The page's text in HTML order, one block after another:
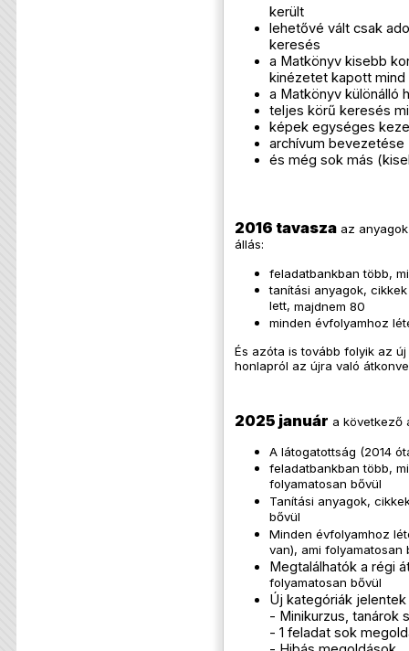
került
lehetővé vált csak
keresés
a Matkönyv kisebb
kinézetet kapott mind
a Matkönyv különálló
teljes körű keresés
képek egységes
archívum bevezetése
és még sok más
2016 tavaszaaz anyagok
állás:
feladatbankban több,
tanítási anyagok,
lett, majdnem 80
minden évfolyamhoz
És azóta is tovább folyik az
honlapról az újra való
2025 január a következő
A látogatottság (2014
feladatbankban több,
folyamatosan bővül
Tanítási anyagok,
bővül
Minden évfolyamhoz
van), ami folyamatosan
Megtalálhatók a régi
folyamatosan bővül
Új kategóriák
- Minikurzus, tanárok
- 1 feladat sok